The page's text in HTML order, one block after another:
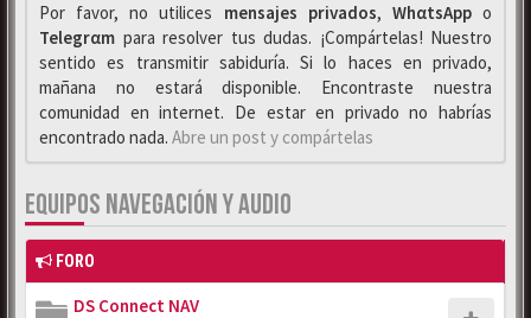
Por favor, no utilices mensajes privados, WhαtsAppo
Telegrαm para resolver tus dudas. ¡Compártelas! Nuestro
sentido es transmitir sabiduría. Si lo haces en privado,
mañana no estará disponible. Encontraste nuestra
comunidad en internet. De estar en privado no habrías
encontrado nada. Abre un post y compártelas
EQUIPOS NAVEGACIÓN Y AUDIO
FORO
DS Connect NAV